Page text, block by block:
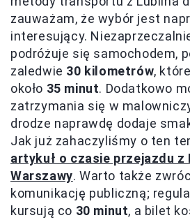
zauważam, że wybór jest
interesujący.
podróżuje się samochodem,
zaledwie 30 kilometrów,
około 35 minut. Dodatkowo
zatrzymania się w
drodze naprawdę dodaje
Jak już zahaczyliśmy o ten
artykuł o czasie przejazdu z
Warszawy. Warto także
komunikację publiczną;
kursują co 30 minut, a bilet